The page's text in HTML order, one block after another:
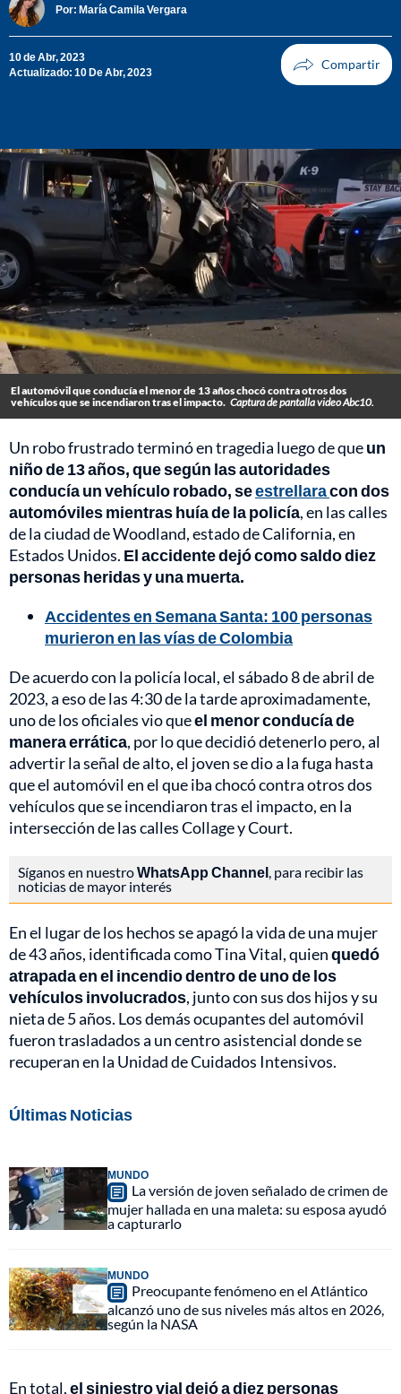
Por: María Camila Vergara
10 de Abr, 2023
Actualizado: 10 De Abr, 2023
El automóvil que conducía el menor de 13 años chocó contra otros dos
vehículos que se incendiaron tras el impacto. Captura de pantalla video Abc10.
Un robo frustrado terminó en tragedia luego de queun
niño de 13 años, que según las autoridades
conducía un vehículo robado, seestrellaracon dos
automóviles mientras huía de la policía, en las calles
de la ciudad de Woodland, estado de California, en
Estados Unidos. El accidente dejó como saldo diez
personas heridas y una muerta.
Accidentes en Semana Santa: 100 personas
murieron en las vías de Colombia
De acuerdo con la policía local, el sábado 8 de abril de
2023, a eso de las 4:30 de la tarde aproximadamente,
uno de los oficiales vio queel menor conducía de
manera errática, por lo que decidió detenerlo pero, al
advertir la señal de alto, el joven se dio a la fuga hasta
que el automóvil en el que iba chocó contra otros dos
vehículos que se incendiaron tras el impacto, en la
intersección de las calles Collage y Court.
Síganos en nuestroWhatsApp Channel, para recibir las
noticias de mayor interés
En el lugar de los hechos se apagó la vida de una mujer
de 43 años, identificada como Tina Vital, quienquedó
atrapada en el incendio dentro de uno de los
vehículos involucrados, junto con sus dos hijos y su
nieta de 5 años. Los demás ocupantes del automóvil
fueron trasladados a un centro asistencial donde se
recuperan en la Unidad de Cuidados Intensivos.
Últimas Noticias
MUNDO
La versión de joven señalado de crimen de
mujer hallada en una maleta: su esposa ayudó
a capturarlo
MUNDO
Preocupante fenómeno en el Atlántico
alcanzó uno de sus niveles más altos en 2026,
según la NASA
En total,el siniestro vial dejó a diez personas